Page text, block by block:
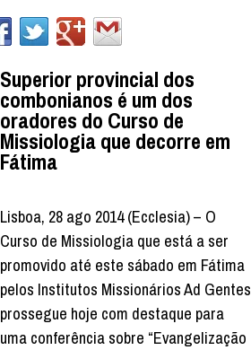
Superior provincial dos
combonianos é um dos
oradores do Curso de
Missiologia que decorre em
Fátima
Lisboa, 28 ago 2014 (Ecclesia) – O
Curso de Missiologia que está a ser
promovido até este sábado em Fátima
pelos Institutos Missionários Ad Gentes
prossegue hoje com destaque para
uma conferência sobre “Evangelização